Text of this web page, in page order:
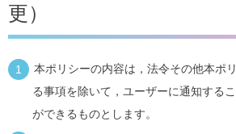
更）
本ポリシーの内容は，法令その他本ポ
る事項を除いて，ユーザーに通知する
ができるものとします。